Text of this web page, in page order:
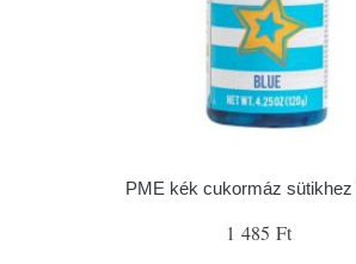
PME kék cukormáz sütikhez
1 485 Ft